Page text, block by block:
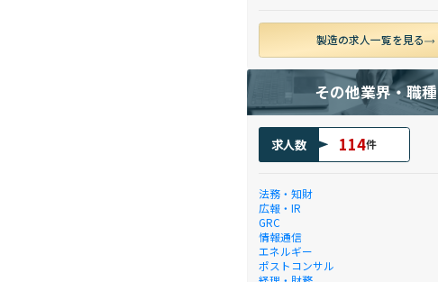
製造の求人一覧を見る
その他業界・職種
求人数 114件
法務・知財
広報・IR
GRC
情報通信
エネルギー
ポストコンサル